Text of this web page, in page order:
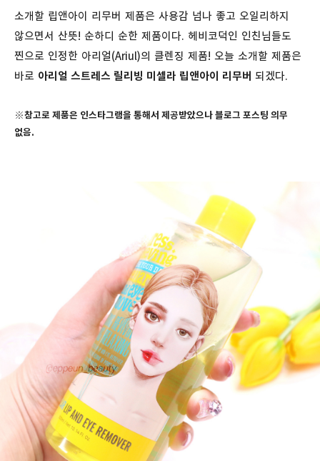
소개할 립앤아이 리무버 제품은 사용감 넘나 좋고 오일리하지
않으면서 산뜻! 순하디 순한 제품이다. 헤비코덕인 인친님들도
찐으로 인정한 아리얼(Ariul)의 클렌징 제품! 오늘 소개할 제품은
바로 아리얼 스트레스 릴리빙 미셀라 립앤아이 리무버 되겠다.
※참고로 제품은 인스타그램을 통해서 제공받았으나 블로그 포스팅 의무
없음.